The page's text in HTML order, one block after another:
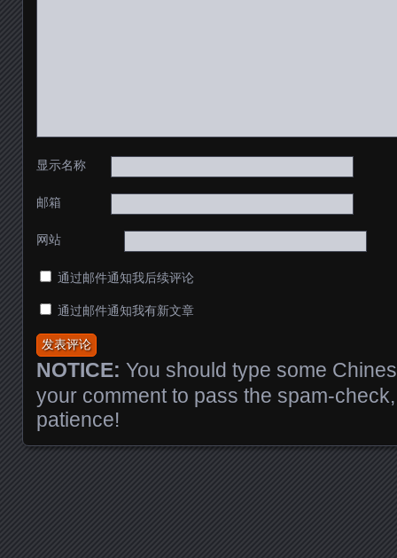
显示名称
邮箱
网站
通过邮件通知我后续评论
通过邮件通知我有新文章
NOTICE: You should type some
your comment to pass the spam-
patience!